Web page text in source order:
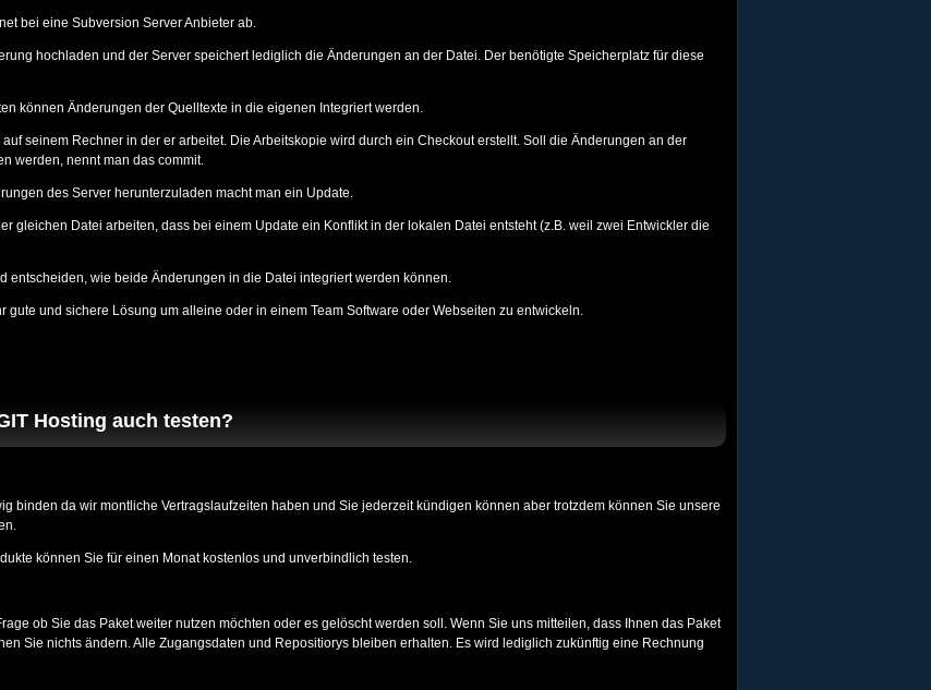
bei eine Subversion Server Anbieter ab.
hochladen und der Server speichert lediglich die Änderungen an der Datei. Der benötigte Speicherplatz für diese
können Änderungen der Quelltexte in die eigenen Integriert werden.
seinem Rechner in der er arbeitet. Die Arbeitskopie wird durch ein Checkout erstellt. Soll die Änderungen an der
werden, nennt man das commit.
des Server herunterzuladen macht man ein Update.
gleichen Datei arbeiten, dass bei einem Update ein Konflikt in der lokalen Datei entsteht (z.B. weil zwei Entwickler die
entscheiden, wie beide Änderungen in die Datei integriert werden können.
und sichere Lösung um alleine oder in einem Team Software oder Webseiten zu entwickeln.
Hosting auch testen?
binden da wir montliche Vertragslaufzeiten haben und Sie jederzeit kündigen können aber trotzdem können Sie unsere
können Sie für einen Monat kostenlos und unverbindlich testen.
ob Sie das Paket weiter nutzen möchten oder es gelöscht werden soll. Wenn Sie uns mitteilen, dass Ihnen das Paket
Sie nichts ändern. Alle Zugangsdaten und Repositiorys bleiben erhalten. Es wird lediglich zukünftig eine Rechnung